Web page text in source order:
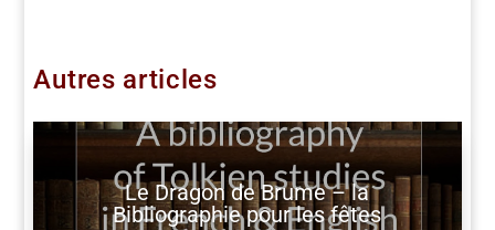
Autres articles
Le Dragon de Brume – la
Bibliographie pour les fêtes